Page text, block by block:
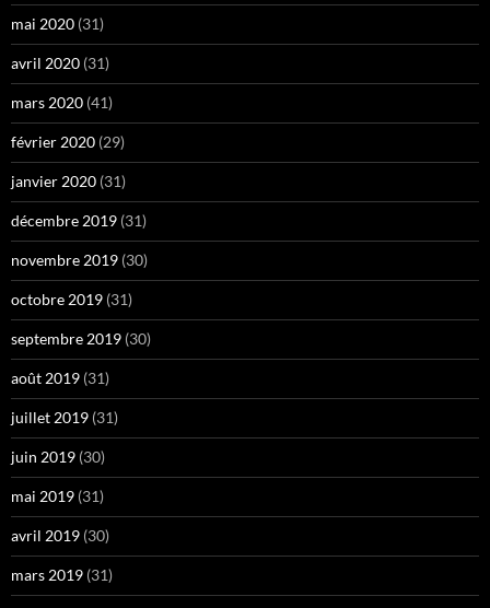
mai 2020 (31)
avril 2020 (31)
mars 2020 (41)
février 2020 (29)
janvier 2020 (31)
décembre 2019 (31)
novembre 2019 (30)
octobre 2019 (31)
septembre 2019 (30)
août 2019 (31)
juillet 2019 (31)
juin 2019 (30)
mai 2019 (31)
avril 2019 (30)
mars 2019 (31)